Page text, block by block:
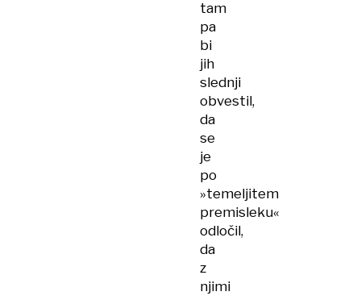
tam
pa
bi
jih
slednji
obvestil,
da
se
je
po
»temeljitem
premisleku«
odločil,
da
z
njimi